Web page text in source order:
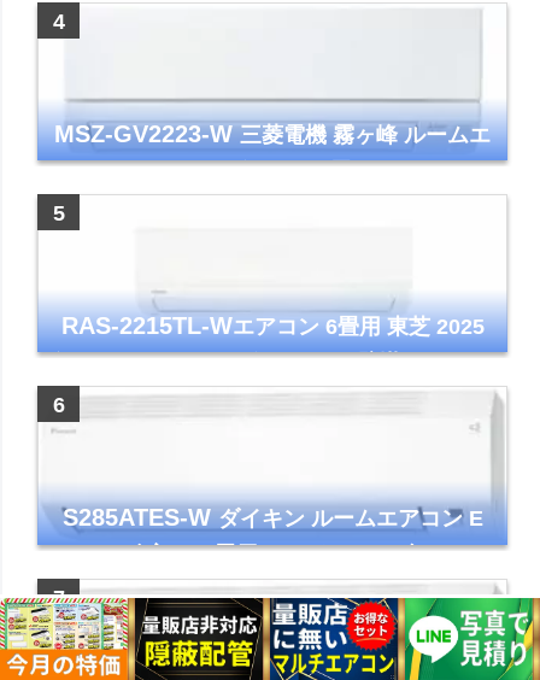
MSZ-GV2223-W三菱電機 霧ヶ峰 ルームエ
アコン GVシリーズ おもに6畳用 ピュアホワ
RAS-2215TL-Wエアコン 6畳用 東芝 2025
年モデル TLシリーズ ホワイト 壁掛け クーラ
ー コンパクト 清潔
S285ATES-Wダイキン ルームエアコン E
シリーズ 主に10畳用 ホワイト 2025年モデル
コンパクトモデル ストリーマ